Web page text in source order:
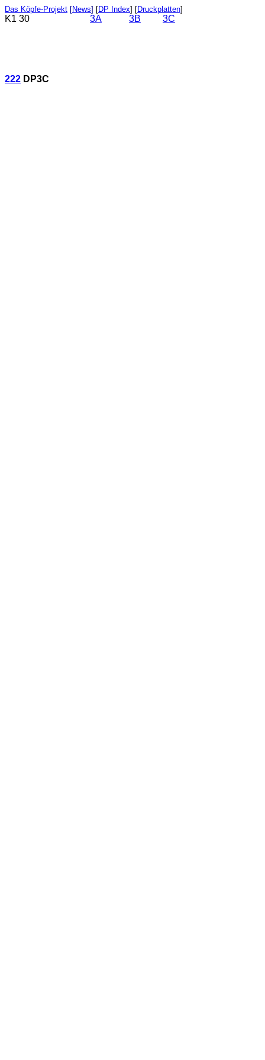
Das Köpfe-Projekt [News] [DP Index] [Druckplatten]
K1 30 3A 3B 3C
222 DP3C